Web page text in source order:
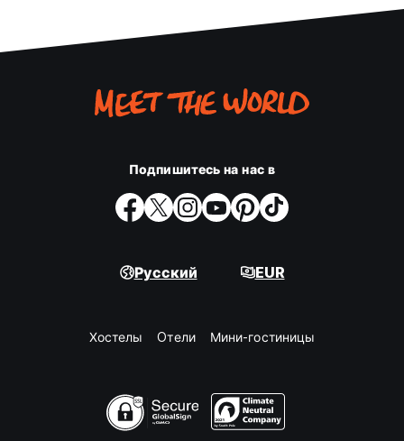
Подпишитесь на нас в
Русский EUR
Хостелы Oтели Мини-гостиницы